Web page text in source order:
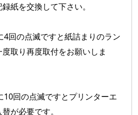
紙を交換して下さい。
4回の点滅ですと紙詰まりのラン
取り再度取付をお願いしま
10回の点滅ですとプリンターエ
が必要です。